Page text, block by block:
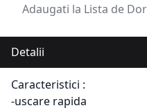
Adaugati la Lista de
Detalii
Caracteristici :
-uscare rapida